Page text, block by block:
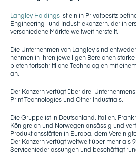
Langley Holdings ist ein in Privatbesitz
Engineering- und Industriekonzern, der in
verschiedene Märkte weltweit herstellt.
Die Unternehmen von Langley sind
nehmen in ihren jeweiligen Bereichen
bieten fortschrittliche Technologien mit
an.
Der Konzern verfügt über drei
Print Technologies und Other Industrials.
Die Gruppe ist in Deutschland, Italien,
Königreich und Norwegen ansässig und
Produktionsstätten in Europa, dem
Der Konzern verfügt weltweit über mehr als
Serviceniederlassungen und beschäftigt